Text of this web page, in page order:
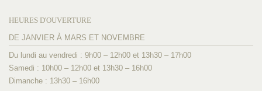
HEURES D'OUVERTURE
DE JANVIER À MARS ET NOVEMBRE
Du lundi au vendredi : 9h00 – 12h00 et 13h30 – 17h00
Samedi : 10h00 – 12h00 et 13h30 – 16h00
Dimanche : 13h30 – 16h00